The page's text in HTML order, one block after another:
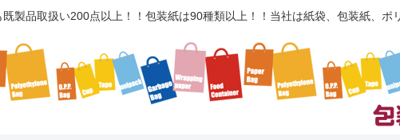
製品取扱い200点以上！！包装紙は90種類以上！！当社は紙袋、包装紙、ポ